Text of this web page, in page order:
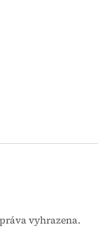
vyhrazena.